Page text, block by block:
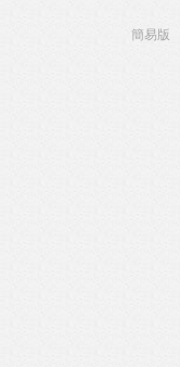
簡易版